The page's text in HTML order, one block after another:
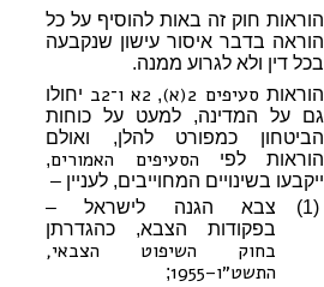
הוראות חוק זה באות להוסיף על כל
הוראה בדבר איסור עישון שנקבעה
בכל דין ולא לגרוע ממנה.
הוראות סעיפים 2(א) , 2א ו־2ב
יחולו
גם על המדינה, למעט על כוחות
הביטחון כמפורט להלן, ואולם
הוראות לפי הסעיפים האמורים,
ייקבעו בשינויים המחוייבים, לעניין –
(1)
צבא הגנה לישראל –
בפקודות הצבא, כהגדרתן
בחוק השיפוט הצבאי,
התשט״ו–1955
;